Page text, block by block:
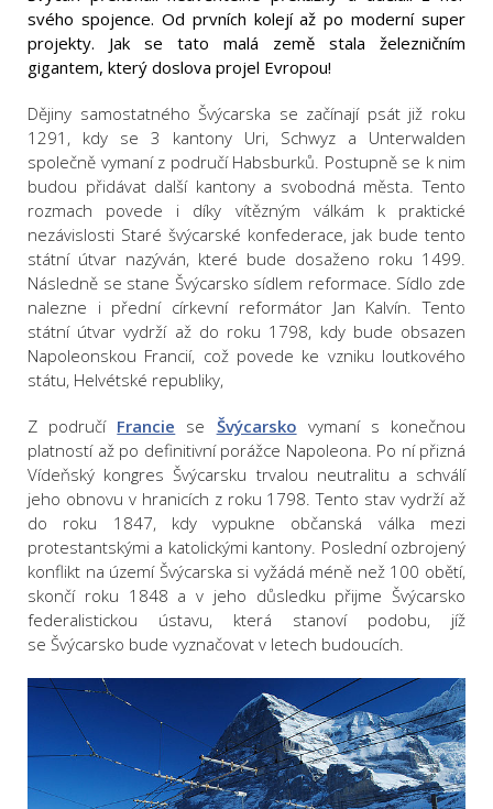
svého spojence. Od prvních kolejí až po moderní super
projekty. Jak se tato malá země stala železničním
gigantem, který doslova projel Evropou!
Dějiny samostatného Švýcarska se začínají psát již roku
1291, kdy se 3 kantony Uri, Schwyz a Unterwalden
společně vymaní z područí Habsburků. Postupně se k nim
budou přidávat další kantony a svobodná města. Tento
rozmach povede i díky vítězným válkám k praktické
nezávislosti Staré švýcarské konfederace, jak bude tento
státní útvar nazýván, které bude dosaženo roku 1499.
Následně se stane Švýcarsko sídlem reformace. Sídlo zde
nalezne i přední církevní reformátor Jan Kalvín. Tento
státní útvar vydrží až do roku 1798, kdy bude obsazen
Napoleonskou Francií, což povede ke vzniku loutkového
státu, Helvétské republiky,
Z područí Francie se Švýcarsko vymaní s konečnou
platností až po definitivní porážce Napoleona. Po ní přizná
Vídeňský kongres Švýcarsku trvalou neutralitu a schválí
jeho obnovu v hranicích z roku 1798. Tento stav vydrží až
do roku 1847, kdy vypukne občanská válka mezi
protestantskými a katolickými kantony. Poslední ozbrojený
konflikt na území Švýcarska si vyžádá méně než 100 obětí,
skončí roku 1848 a v jeho důsledku přijme Švýcarsko
federalistickou ústavu, která stanoví podobu, jíž
se Švýcarsko bude vyznačovat v letech budoucích.